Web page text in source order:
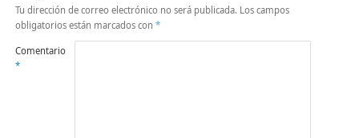
Tu dirección de correo electrónico no será publicada. Los campos
obligatorios están marcados con *
Comentario
*